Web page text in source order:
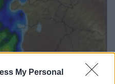
My Personal
az ég, a minimum
fok között alakul.